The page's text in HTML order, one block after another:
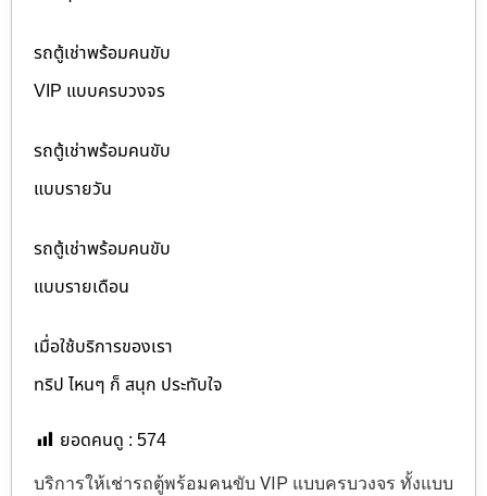
รถตู้เช่าพร้อมคนขับ
VIP แบบครบวงจร
รถตู้เช่าพร้อมคนขับ
แบบรายวัน
รถตู้เช่าพร้อมคนขับ
แบบรายเดือน
เมื่อใช้บริการของเรา
ทริป ไหนๆ ก็ สนุก ประทับใจ
ยอดคนดู : 574
บริการให้เช่ารถตู้พร้อมคนขับ VIP แบบครบวงจร ทั้งแบบ